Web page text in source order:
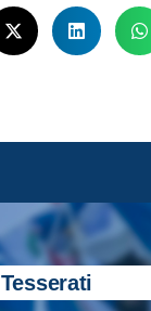
Tesserati